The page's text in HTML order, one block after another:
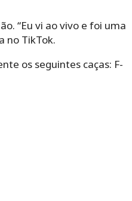
“Eu vi ao vivo e foi uma
no TikTok.
os seguintes caças: F-